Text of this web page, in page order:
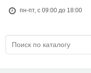
пн-пт, с 09:00 до 18:00